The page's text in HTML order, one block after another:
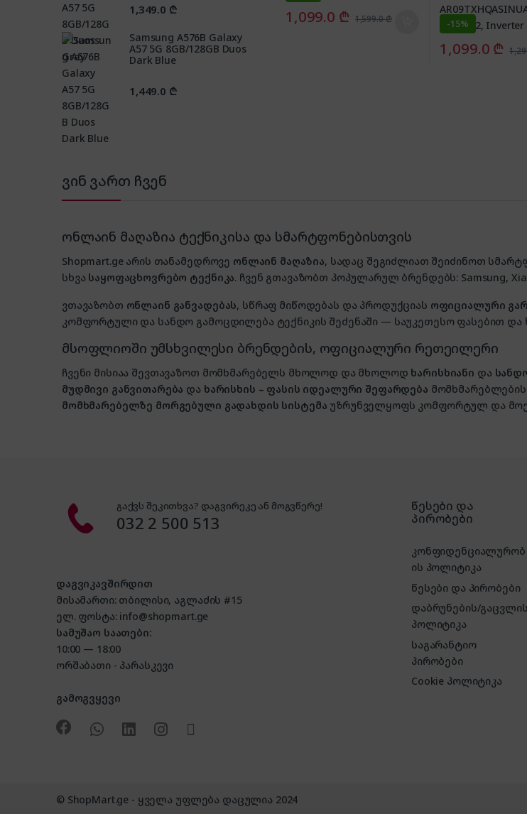
1,099.0 ₾ 1,599.0₾ -15%
1,099.0 ₾
1,349.0 ₾
Samsung A576B Galaxy
A57 5G 8GB/128GB Duos
Dark Blue
1,449.0 ₾
ვინ ვართ ჩვენ
ონლაინ მაღაზია ტექნიკისა და სმარტფონებისთვის
Shopmart.ge არის თანამედროვე ონლაინ მაღაზია, სადაც შეგიძლიათ შეიძინოთ
სხვა საყოფაცხოვრებო ტექნიკა. ჩვენ გთავაზობთ პოპულარულ ბრენდებს: Samsung,
ვთავაზობთ ონლაინ განვადებას, სწრაფ მიწოდებას და პროდუქციას ოფიციალური
კომფორტული და სანდო გამოცდილება ტექნიკის შეძენაში — საუკეთესო ფასებით და
მსოფლიოში უმსხვილესი ბრენდების, ოფიციალური რეთეილერი
ჩვენი მისიაა შევთავაზოთ მომხმარებელს მხოლოდ და მხოლოდ ხარისხიანი და
მუდმივი განვითარება და ხარისხის – ფასის იდეალური შეფარდება
მომხმარებელზე მორგებული გადახდის სისტემა უზრუნველყოფს კომფორტულ და
გაქვს შეკითხვა? დაგვირეკე ან მოგვწერე!
032 2 500 513
დაგვიკავშირდით
მისამართი: თბილისი, აგლაძის #15
ელ. ფოსტა: info@shopmart.ge
სამუშაო საათები:
10:00 — 18:00
ორშაბათი - პარასკევი
გამოგვყევი
წესები და
პირობები
კონფიდენციალურობ
ის პოლიტიკა
წესები და პირობები
დაბრუნების/გაცვლის
პოლიტიკა
საგარანტიო
პირობები
Cookie პოლიტიკა
© ShopMart.ge - ყველა უფლება დაცულია 2024